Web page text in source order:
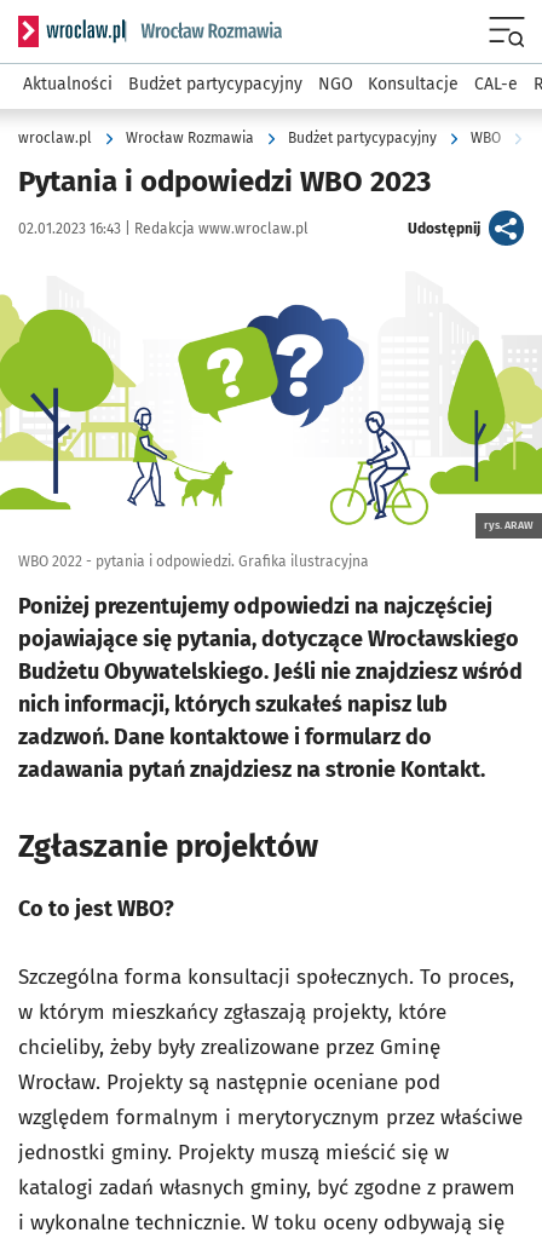
Serwis informacyjny wroclaw.pl podserwis: Rozmawia
Aktualności Budżet partycypacyjny NGO Konsultacje CAL-e
wroclaw.pl Wrocław Rozmawia Budżet partycypacyjny WBO
Pytania i odpowiedzi WBO 2023
Data publikacji:
02.01.2023 16:43 | Autor:
Redakcja www.wroclaw.pl Udostępnijartykuł
rys. ARAW
WBO 2022 - pytania i odpowiedzi. Grafika ilustracyjna
Poniżej prezentujemy odpowiedzi na najczęściej
pojawiające się pytania, dotyczące Wrocławskiego
Budżetu Obywatelskiego. Jeśli nie znajdziesz wśród
nich informacji, których szukałeś napisz lub
zadzwoń. Dane kontaktowe i formularz do
zadawania pytań znajdziesz na stronie Kontakt.
Zgłaszanie projektów
Co to jest WBO?
Szczególna forma konsultacji społecznych. To proces,
w którym mieszkańcy zgłaszają projekty, które
chcieliby, żeby były zrealizowane przez Gminę
Wrocław. Projekty są następnie oceniane pod
względem formalnym i merytorycznym przez właściwe
jednostki gminy. Projekty muszą mieścić się w
katalogi zadań własnych gminy, być zgodne z prawem
i wykonalne technicznie. W toku oceny odbywają się